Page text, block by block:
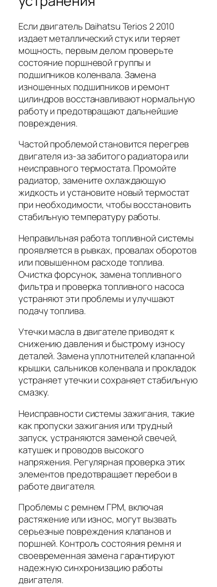
Если двигатель Daihatsu Terios 2 2010
издает металлический стук или теряет
мощность, первым делом проверьте
состояние поршневой группы и
подшипников коленвала. Замена
изношенных подшипников и ремонт
цилиндров восстанавливают нормальную
работу и предотвращают дальнейшие
повреждения.
Частой проблемой становится перегрев
двигателя из-за забитого радиатора или
неисправного термостата. Промойте
радиатор, замените охлаждающую
жидкость и установите новый термостат
при необходимости, чтобы восстановить
стабильную температуру работы.
Неправильная работа топливной системы
проявляется в рывках, провалах оборотов
или повышенном расходе топлива.
Очистка форсунок, замена топливного
фильтра и проверка топливного насоса
устраняют эти проблемы и улучшают
подачу топлива.
Утечки масла в двигателе приводят к
снижению давления и быстрому износу
деталей. Замена уплотнителей клапанной
крышки, сальников коленвала и прокладок
устраняет утечки и сохраняет стабильную
смазку.
Неисправности системы зажигания, такие
как пропуски зажигания или трудный
запуск, устраняются заменой свечей,
катушек и проводов высокого
напряжения. Регулярная проверка этих
элементов предотвращает перебои в
работе двигателя.
Проблемы с ремнем ГРМ, включая
растяжение или износ, могут вызвать
серьезные повреждения клапанов и
поршней. Контроль состояния ремня и
своевременная замена гарантируют
надежную синхронизацию работы
двигателя.